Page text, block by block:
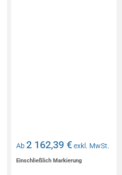
Ab2 162,39 €exkl. MwSt.
Einschließlich Markierung